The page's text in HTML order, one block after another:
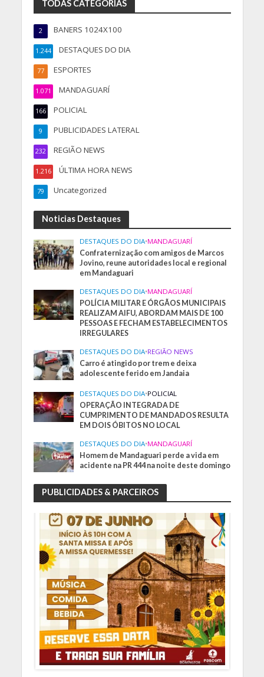
TODAS CATEGORIAS
BANERS 1024X100
2
DESTAQUES DO DIA
1.244
ESPORTES
77
MANDAGUARÍ
1.071
POLICIAL
166
PUBLICIDADES LATERAL
9
REGIÃO NEWS
232
ÚLTIMA HORA NEWS
1.216
Uncategorized
79
Noticias Destaques
DESTAQUES DO DIA•MANDAGUARÍ
Confraternização com amigos de Marcos
Jovino, reune autoridades local e regional
em Mandaguari
DESTAQUES DO DIA•MANDAGUARÍ
POLÍCIA MILITAR E ÓRGÃOS MUNICIPAIS
REALIZAM AIFU, ABORDAM MAIS DE 100
PESSOAS E FECHAM ESTABELECIMENTOS
IRREGULARES
DESTAQUES DO DIA•REGIÃO NEWS
Carro é atingido por trem e deixa
adolescente ferido em Jandaia
DESTAQUES DO DIA•POLICIAL
OPERAÇÃO INTEGRADA DE
CUMPRIMENTO DE MANDADOS RESULTA
EM DOIS ÓBITOS NO LOCAL
DESTAQUES DO DIA•MANDAGUARÍ
Homem de Mandaguari perde a vida em
acidente na PR 444 na noite deste domingo
PUBLICIDADES & PARCEIROS